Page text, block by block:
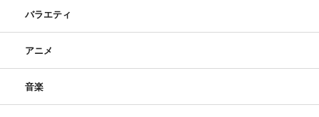
バラエティ
アニメ
音楽